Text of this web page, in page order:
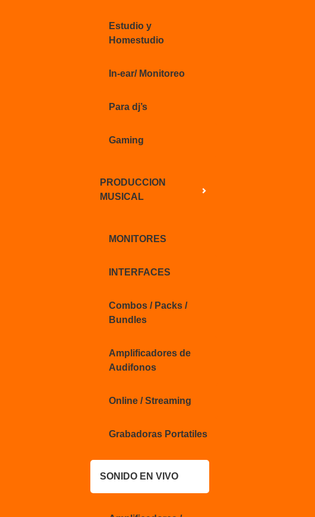
Estudio y
Homestudio
In-ear/ Monitoreo
Para dj’s
Gaming
PRODUCCION
MUSICAL
MONITORES
INTERFACES
Combos / Packs /
Bundles
Amplificadores de
Audifonos
Online / Streaming
Grabadoras Portatiles
SONIDO EN VIVO